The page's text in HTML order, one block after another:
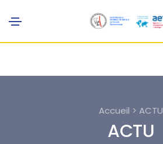
Accueil > ACTU
ACTU